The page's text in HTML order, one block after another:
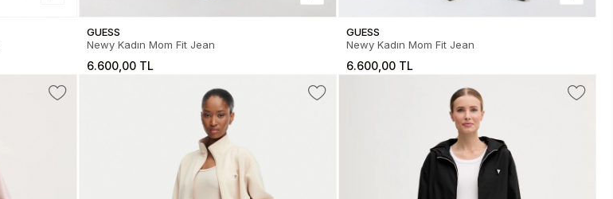
GUESS
Newy Kadın Mom Fit Jean
6.600,00 TL
GUESS
Newy Kadın Mom Fit Jean
6.600,00 TL